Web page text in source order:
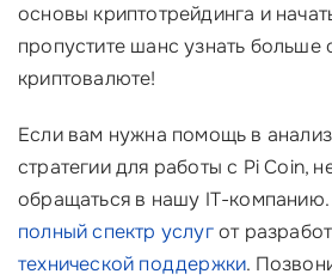
основы криптотрейдинга и
пропустите шанс узнать больше
криптовалюте!
Если вам нужна помощь в
стратегии для работы с Pi Coin,
обращаться в нашу IT-
полный спектр услугот
технической поддержки.